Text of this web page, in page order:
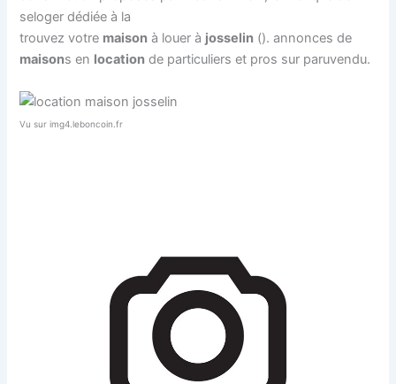
seloger dédiée à la
trouvez votre maison à louer à josselin (). annonces de
maisons en location de particuliers et pros sur paruvendu.
Vu sur img4.leboncoin.fr